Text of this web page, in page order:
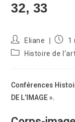
32, 33
Auteur/autrice
de
la
Eliane
1
PostHistoire de
Conférences
DE L’IMAGE ».